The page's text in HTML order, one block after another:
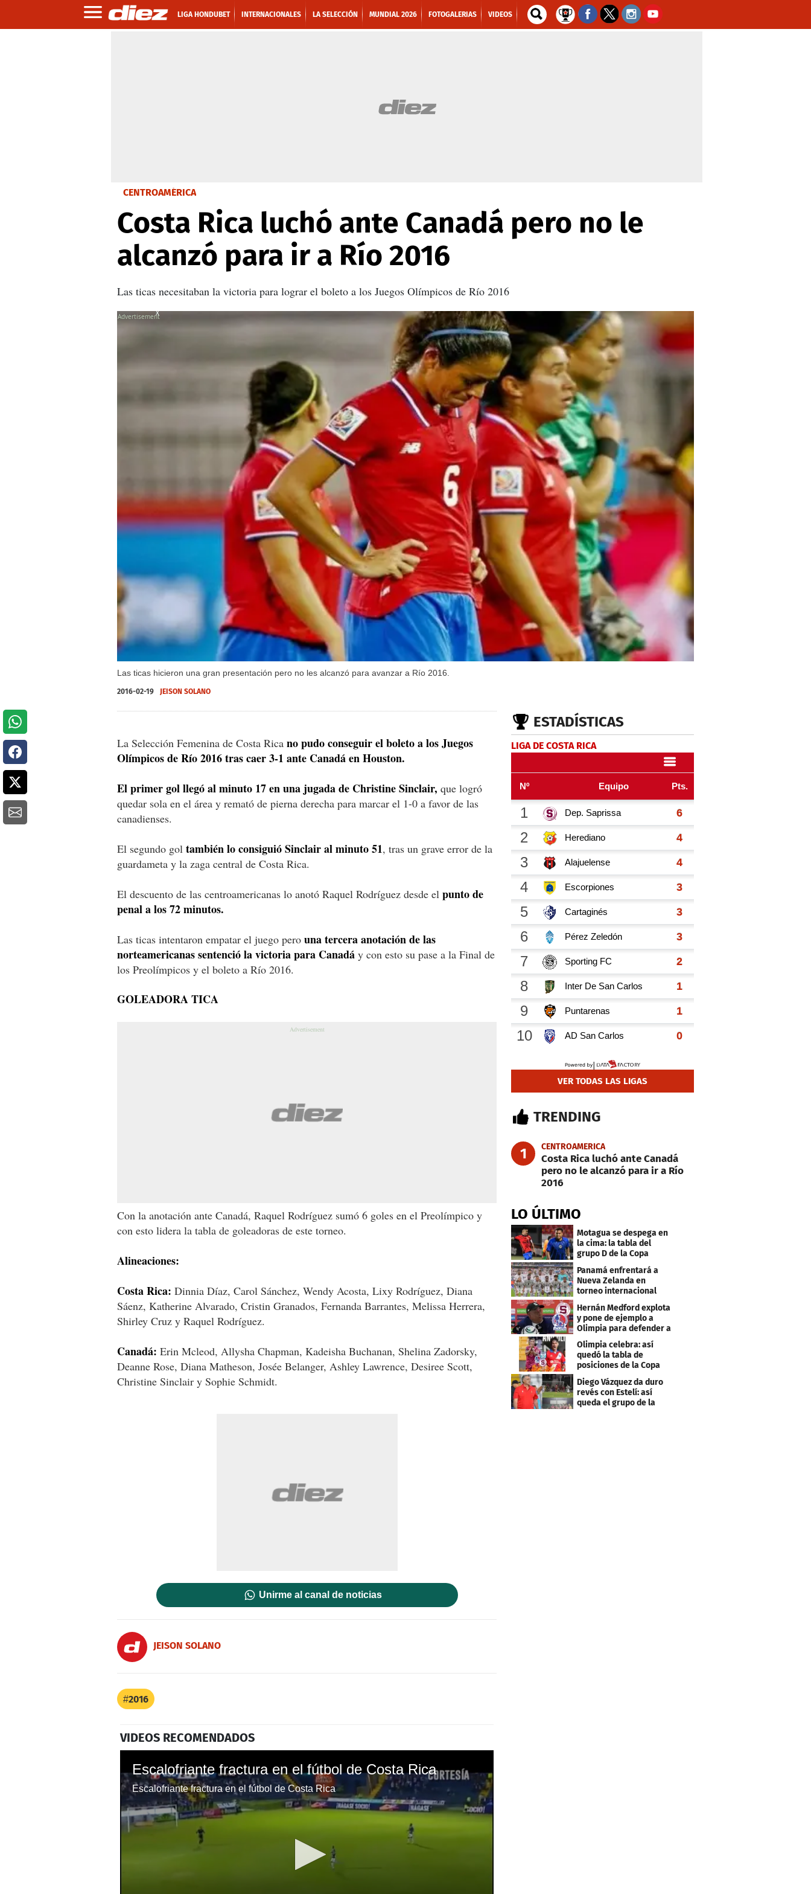
LIGA HONDUBET INTERNACIONALES LA SELECCIÓN MUNDIAL 2026 FOTOGALERIAS VIDEOS
CENTROAMÉRICA
Costa Rica luchó ante Canadá pero no le
alcanzó para ir a Río 2016
Las ticas necesitaban la victoria para lograr el boleto a los Juegos Olímpicos de Río 2016
Las ticas hicieron una gran presentación pero no les alcanzó para avanzar a Río 2016.
X
2016-02-19 JEISON SOLANO
La Selección Femenina de Costa Rica no pudo conseguir el boleto a los Juegos
Olímpicos de Río 2016 tras caer 3-1 ante Canadá en Houston.
El primer gol llegó al minuto 17 en una jugada de Christine Sinclair, que logró
quedar sola en el área y remató de pierna derecha para marcar el 1-0 a favor de las
canadienses.
El segundo gol también lo consiguió Sinclair al minuto 51, tras un grave error de la
guardameta y la zaga central de Costa Rica.
El descuento de las centroamericanas lo anotó Raquel Rodríguez desde el punto de
penal a los 72 minutos.
Las ticas intentaron empatar el juego pero una tercera anotación de las
norteamericanas sentenció la victoria para Canadá y con esto su pase a la Final de
los Preolímpicos y el boleto a Río 2016.
GOLEADORA TICA
Con la anotación ante Canadá, Raquel Rodríguez sumó 6 goles en el Preolímpico y
con esto lidera la tabla de goleadoras de este torneo.
Alineaciones:
Costa Rica: Dinnia Díaz, Carol Sánchez, Wendy Acosta, Lixy Rodríguez, Diana
Sáenz, Katherine Alvarado, Cristin Granados, Fernanda Barrantes, Melissa Herrera,
Shirley Cruz y Raquel Rodríguez.
Canadá: Erin Mcleod, Allysha Chapman, Kadeisha Buchanan, Shelina Zadorsky,
Deanne Rose, Diana Matheson, Josée Belanger, Ashley Lawrence, Desiree Scott,
Christine Sinclair y Sophie Schmidt.
Unirme al canal de noticias
JEISON SOLANO
2016
VIDEOS RECOMENDADOS
Escalofriante fractura en el fútbol de Costa Rica
Escalofriante fractura en el fútbol de Costa Rica
ESTADÍSTICAS
LIGA DE COSTA RICA
VER TODAS LAS LIGAS
TRENDING
1 CENTROAMERICA
Costa Rica luchó ante Canadá
pero no le alcanzó para ir a Río
2016
LO ÚLTIMO
Motagua se despega en
la cima: la tabla del
grupo D de la Copa
Centroamericana
Panamá enfrentará a
Nueva Zelanda en
torneo internacional
durante Fecha FIFA
Hernán Medford explota
y pone de ejemplo a
Olimpia para defender a
Saprissa
Olimpia celebra: así
quedó la tabla de
posiciones de la Copa
Centroamericana
Diego Vázquez da duro
revés con Estelí: así
queda el grupo de la